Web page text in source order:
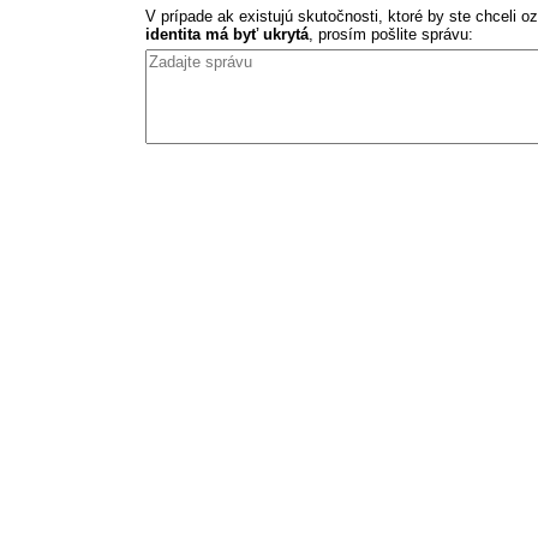
V prípade ak existujú skutočnosti, ktoré by ste chceli
identita má byť ukrytá, prosím pošlite správu: